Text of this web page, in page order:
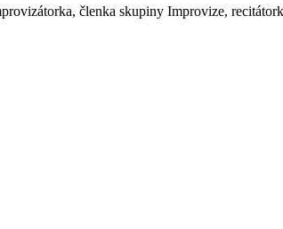
členka skupiny Improvize,